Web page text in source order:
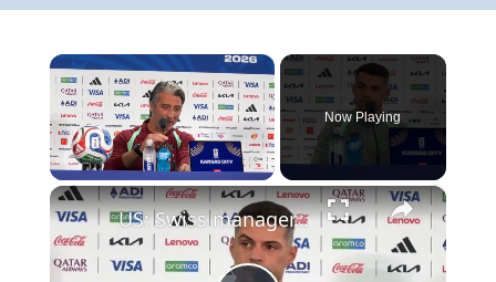
×
Unmute
Now Playing
×
US: Swiss manager, captain vow compact display against Argentina in World Cup showdown.